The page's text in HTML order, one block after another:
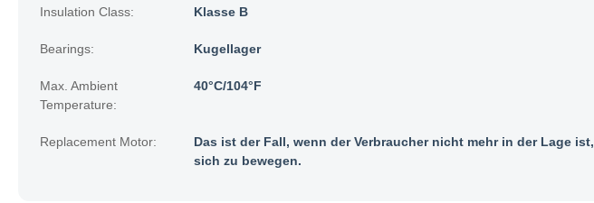
Insulation Class: Klasse B
Bearings: Kugellager
Max. Ambient
Temperature:
40°C/104°F
Replacement Motor:
Das ist der Fall, wenn der Verbraucher nicht mehr in der Lage ist,
sich zu bewegen.